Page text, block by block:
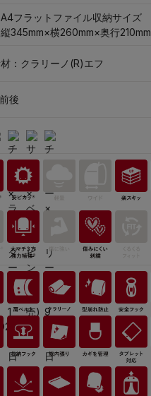
フラットファイル収納サイズ
345mm×横260mm×奥行210mm
：クラリーノ(R)エフ
後